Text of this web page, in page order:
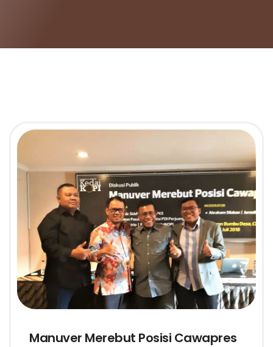
Manuver Merebut Posisi Cawapres